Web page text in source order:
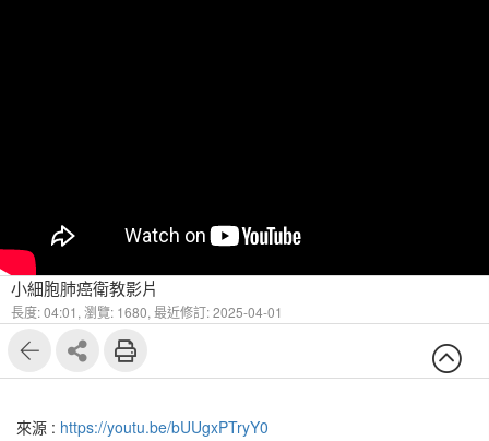
小細胞肺癌衛教影片
長度: 04:01, 瀏覽: 1680, 最近修訂: 2025-04-01
來源 : https://youtu.be/bUUgxPTryY0